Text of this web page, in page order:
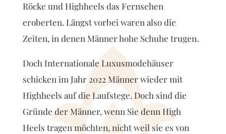
Röcke und Highheels das Fernsehen
eroberten. Längst vorbei waren also die
Zeiten, in denen Männer hohe Schuhe trugen.
Doch Internationale Luxusmodehäuser
schicken im Jahr 2022 Männer wieder mit
Highheels auf die Laufstege. Doch sind die
Gründe der Männer, wenn Sie denn High
Heels tragen möchten, nicht weil sie es von